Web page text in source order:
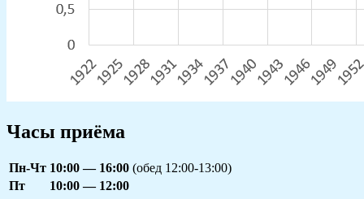
Часы приёма
Пн-Чт 10:00 — 16:00 (обед 12:00-13:00)
Пт
10:00 — 12:00